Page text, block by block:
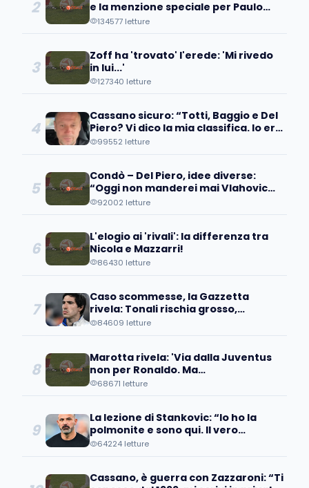
2
e la menzione speciale per Paulo
Coelho
134577 letture
3
Zoff ha 'trovato' l'erede: 'Mi rivedo
in lui...'
127340 letture
4
Cassano sicuro: “Totti, Baggio e Del
Piero? Vi dico la mia classifica. Io ero
avanti, ma…”
99552 letture
5
Condò – Del Piero, idee diverse:
“Oggi non manderei mai Vlahovic
davanti ai microfoni perché….”
92002 letture
6
L'elogio ai 'rivali': la differenza tra
Nicola e Mazzarri!
86430 letture
7
Caso scommesse, la Gazzetta
rivela: Tonali rischia grosso,
avrebbe scommesso...
84609 letture
8
Marotta rivela: 'Via dalla Juventus
non per Ronaldo. Ma
quell'operazione...'
68671 letture
9
La lezione di Stankovic: “Io ho la
polmonite e sono qui. Il vero
fallimento è quando…”
64224 letture
Cassano, è guerra con Zazzaroni: “Ti